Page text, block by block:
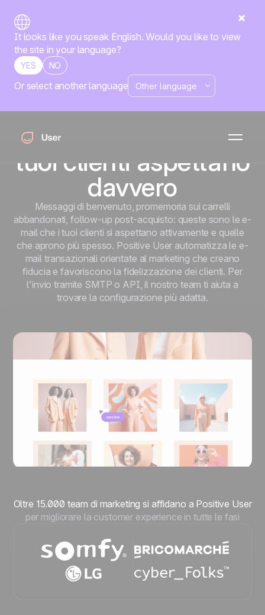
It looks like you speak English. Would you like to view
the site in your language?
YES NO
Or select another language
Email transazionali
Invia le email
transazionali che i
tuoi clienti aspettano
davvero
Messaggi di benvenuto, promemoria sui carrelli
abbandonati, follow-up post-acquisto: queste sono le e-
mail che i tuoi clienti si aspettano attivamente e quelle
che aprono più spesso. Positive User automatizza le e-
mail transazionali orientate al marketing che creano
fiducia e favoriscono la fidelizzazione dei clienti. Per
l'invio tramite SMTP o API, il nostro team ti aiuta a
trovare la configurazione più adatta.
Oltre 15.000 team di marketing si affidano a Positive User
per migliorare la customer experience in tutte le fasi